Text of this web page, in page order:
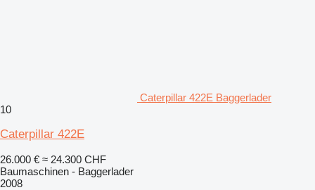
Caterpillar 422E Baggerlader
10
Caterpillar 422E
26.000 € ≈ 24.300 CHF
Baumaschinen - Baggerlader
2008